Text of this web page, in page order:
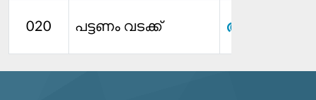
020 പട്ടണം വടക്ക് ആശാദേവി